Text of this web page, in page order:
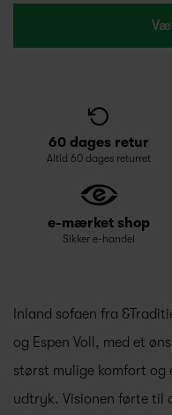
60 dages retur
Altid 60 dages returret
e-mærket shop
Sikker e-handel
Inland sofaen fra
og Espen Voll, med et
størst mulige komfort
udtryk. Visionen førte til